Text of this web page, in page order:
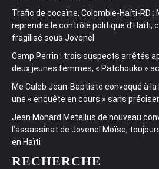
Trafic de cocaïne, Colombie-Haïti-RD
reprendre le contrôle politique d’Haïti,
fragilisé sous Jovenel
Camp Perrin : trois suspects arrêtés
deux jeunes femmes, « Patchouko »
Me Caleb Jean-Baptiste convoqué à la
une « enquête en cours » sans
Jean Monard Metellus de nouveau
l’assassinat de Jovenel Moïse,
en Haïti
RECHERCHE